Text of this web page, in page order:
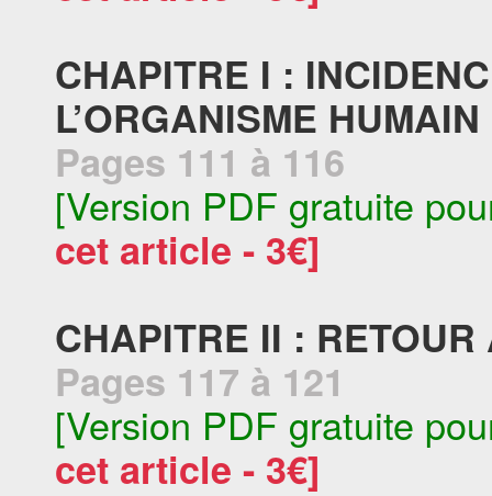
CHAPITRE I :
L’ORGANISME HUMAIN
Pages 111 à 116
[Version PDF gratuite
cet article - 3€]
CHAPITRE II : RETOUR
Pages 117 à 121
[Version PDF gratuite
cet article - 3€]